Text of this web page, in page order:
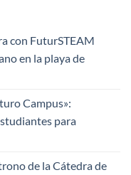
con FuturSTEAM
en la playa de
Campus»:
para
de la Cátedra de